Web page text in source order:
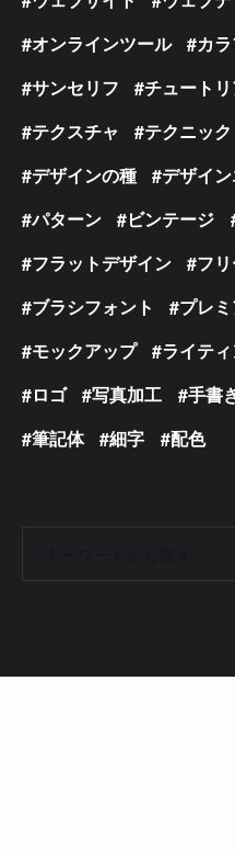
オンラインツール
カ
サンセリフ
チュート
テクスチャ
テクニック
デザインの種
デザイ
パターン
ビンテージ
フラットデザイン
フ
ブラシフォント
プレ
モックアップ
ライテ
ロゴ
写真加工 手書
筆記体
細字 配色